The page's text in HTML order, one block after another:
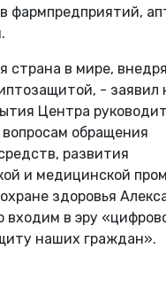
фармпредприятий,
страна в мире,
- заявил
Центра
обращения
развития
и медицинской
здоровья
входим в эру
наших граждан».